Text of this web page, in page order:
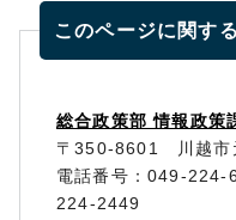
このページに関する
総合政策部 情報政策
〒350-8601 川越市
電話番号：049-
224-2449